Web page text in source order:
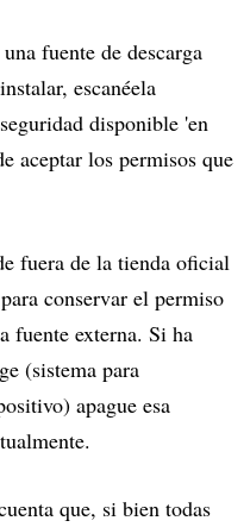
fuente de descarga
escanéela
disponible 'en
aceptar los permisos que
fuera de la tienda oficial
conservar el permiso
fuente externa. Si ha
(sistema para
apague esa
que, si bien todas